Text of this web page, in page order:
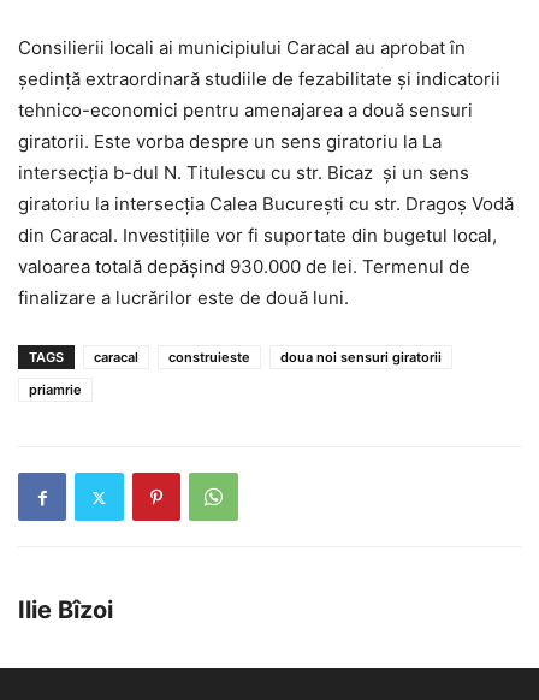
Consilierii locali ai municipiului Caracal au aprobat în
ședință extraordinară studiile de fezabilitate și indicatorii
tehnico-economici pentru amenajarea a două sensuri
giratorii. Este vorba despre un sens giratoriu la La
intersecția b-dul N. Titulescu cu str. Bicaz și un sens
giratoriu la intersecția Calea București cu str. Dragoș Vodă
din Caracal. Investițiile vor fi suportate din bugetul local,
valoarea totală depășind 930.000 de lei. Termenul de
finalizare a lucrărilor este de două luni.
TAGS caracal construieste
doua noi sensuri giratorii
priamrie
Ilie Bîzoi